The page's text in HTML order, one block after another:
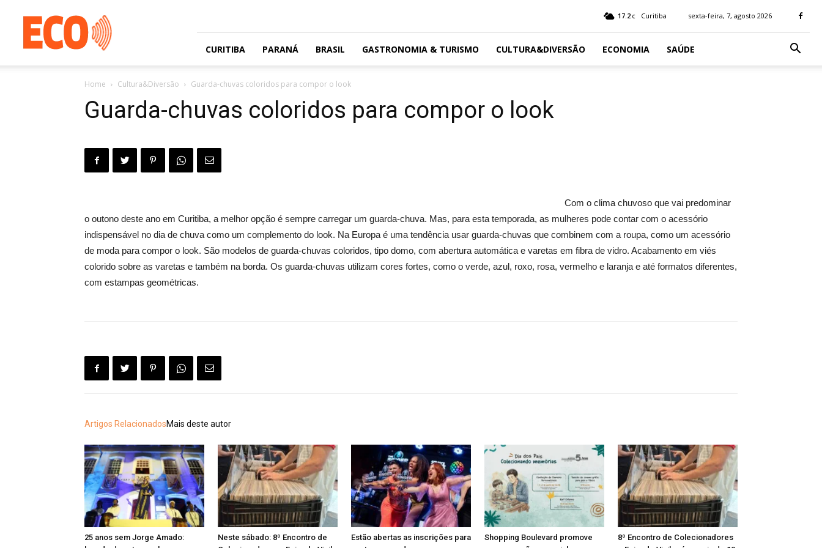
gratuito
com
circulação
17.2 C Curitiba sexta-feira, 7, agosto 2026
CURITIBA PARANÁ BRASIL GASTRONOMIA & TURISMO CULTURA&DIVERSÃO ECONOMIA SAÚDE
Home Cultura&Diversão Guarda-chuvas coloridos para compor o look
Guarda-chuvas coloridos para compor o look
Com o clima chuvoso que vai predominar
o outono deste ano em Curitiba, a melhor opção é sempre carregar um guarda-chuva. Mas, para esta temporada, as mulheres pode contar com o acessório
indispensável no dia de chuva como um complemento do look. Na Europa é uma tendência usar guarda-chuvas que combinem com a roupa, como um acessório
de moda para compor o look. São modelos de guarda-chuvas coloridos, tipo domo, com abertura automática e varetas em fibra de vidro. Acabamento em viés
colorido sobre as varetas e também na borda. Os guarda-chuvas utilizam cores fortes, como o verde, azul, roxo, rosa, vermelho e laranja e até formatos diferentes,
com estampas geométricas.
Artigos RelacionadosMais deste autor
25 anos sem Jorge Amado:
Neste sábado: 8º Encontro de
Estão abertas as inscrições para
Shopping Boulevard promove
8º Encontro de Colecionadores